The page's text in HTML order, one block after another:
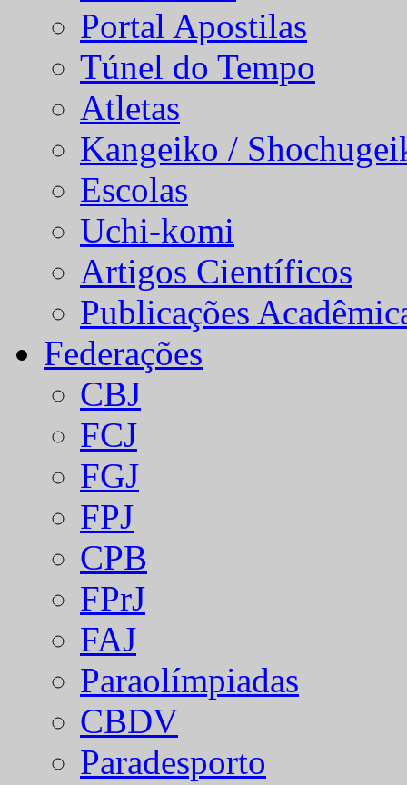
Portal Apostilas
Túnel do Tempo
Atletas
Kangeiko /
Escolas
Uchi-komi
Artigos Científicos
Publicações
Federações
CBJ
FCJ
FGJ
FPJ
CPB
FPrJ
FAJ
Paraolímpiadas
CBDV
Paradesporto